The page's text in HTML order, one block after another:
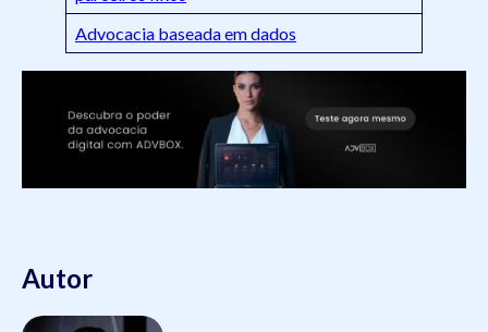
Advocacia baseada em dados
Autor